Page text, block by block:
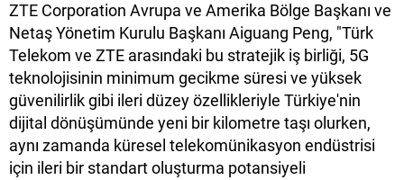
ZTE Corporation Avrupa ve Amerika Bölge Başkanı ve
Netaş Yönetim Kurulu Başkanı Aiguang Peng, "Türk
Telekom ve ZTE arasındaki bu stratejik iş birliği, 5G
teknolojisinin minimum gecikme süresi ve yüksek
güvenilirlik gibi ileri düzey özellikleriyle Türkiye'nin
dijital dönüşümünde yeni bir kilometre taşı olurken,
aynı zamanda küresel telekomünikasyon endüstrisi
için ileri bir standart oluşturma potansiyeli